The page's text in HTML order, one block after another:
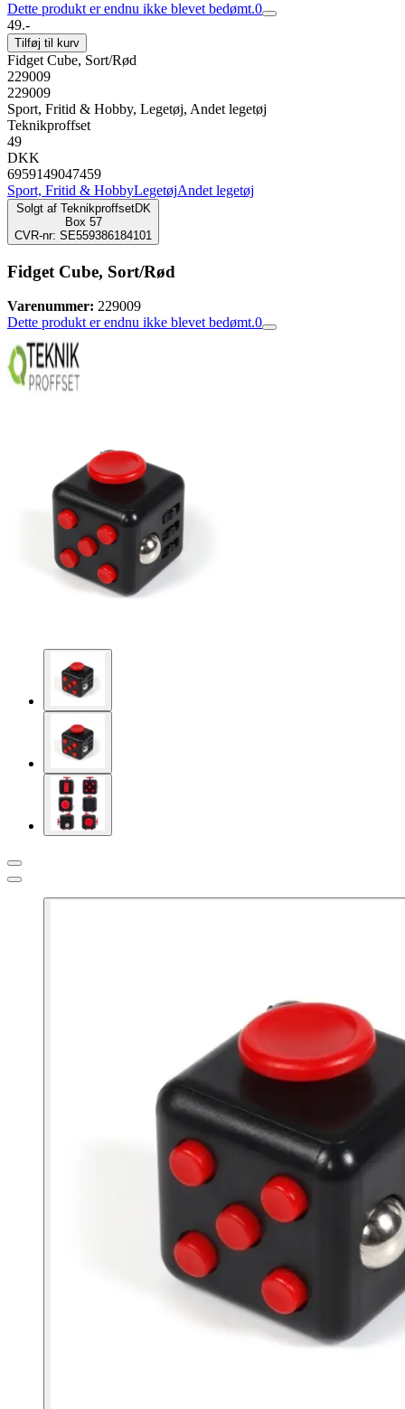
Dette produkt er endnu ikke blevet bedømt.0
49.-
Tilføj til kurv
Fidget Cube, Sort/Rød
229009
229009
Sport, Fritid & Hobby, Legetøj, Andet legetøj
Teknikproffset
49
DKK
6959149047459
Sport, Fritid & HobbyLegetøjAndet legetøj
Solgt af TeknikproffsetDK
Box 57
CVR-nr: SE559386184101
Fidget Cube, Sort/Rød
Varenummer: 229009
Dette produkt er endnu ikke blevet bedømt.0